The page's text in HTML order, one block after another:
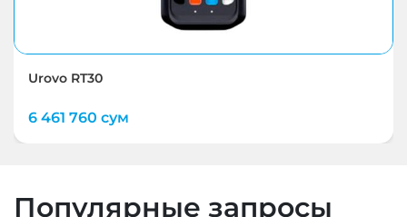
Urovo RT30
6 461 760 сум
Популярные запросы